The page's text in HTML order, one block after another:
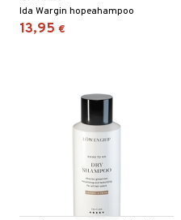
Ida Wargin hopeahampoo
13,95 €